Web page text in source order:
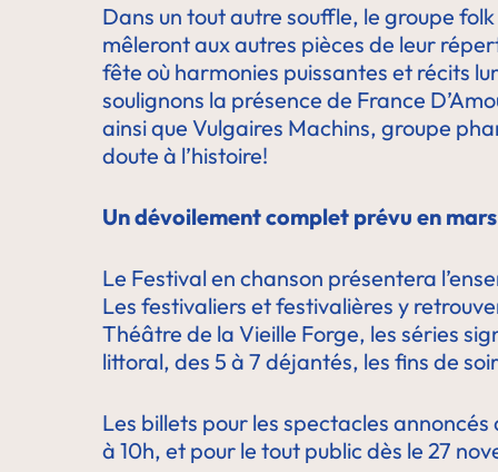
Dans un tout autre souffle, le groupe
mêleront aux autres pièces de leur
fête où harmonies puissantes et récits
soulignons la présence de France
ainsi que Vulgaires Machins, groupe
doute à l’histoire!
Un dévoilement complet prévu en mars
Le Festival en chanson présentera
Les festivaliers et festivalières y
Théâtre de la Vieille Forge, les séries
littoral, des 5 à 7 déjantés, les fins de
Les billets pour les spectacles annoncés
à 10h, et pour le tout public dès le 27